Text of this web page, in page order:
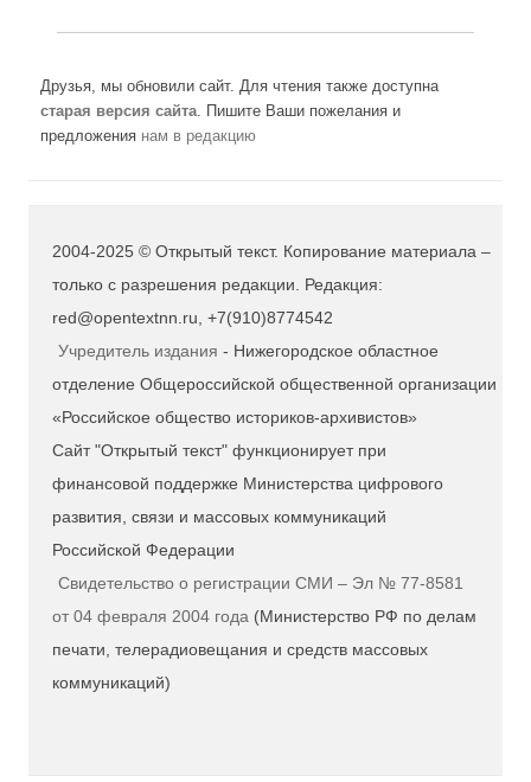
Друзья, мы обновили сайт. Для чтения также доступна
старая версия сайта. Пишите Ваши пожелания и
предложения нам в редакцию
2004-2025 © Открытый текст. Копирование материала –
только с разрешения редакции. Редакция:
red@opentextnn.ru, +7(910)8774542
Учредитель издания - Нижегородское областное
отделение Общероссийской общественной организации
«Российское общество историков-архивистов»
Сайт "Открытый текст" функционирует при
финансовой поддержке Министерства цифрового
развития, связи и массовых коммуникаций
Российской Федерации
Свидетельство о регистрации СМИ – Эл № 77-8581
от 04 февраля 2004 года (Министерство РФ по делам
печати, телерадиовещания и средств массовых
коммуникаций)